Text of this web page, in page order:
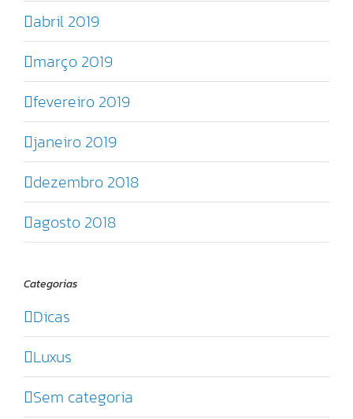
abril 2019
março 2019
fevereiro 2019
janeiro 2019
dezembro 2018
agosto 2018
Categorias
Dicas
Luxus
Sem categoria